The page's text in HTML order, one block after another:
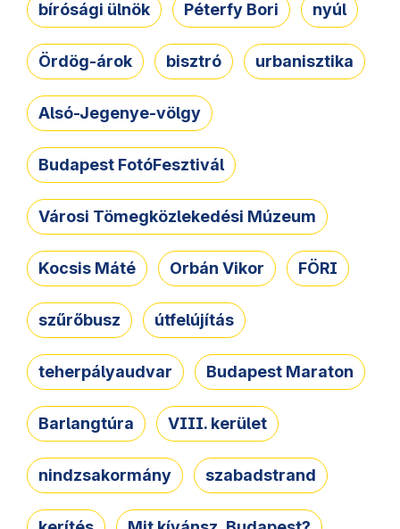
bírósági ülnök Péterfy Bori nyúl
Ördög-árok bisztró urbanisztika
Alsó-Jegenye-völgy
Budapest FotóFesztivál
Városi Tömegközlekedési Múzeum
Kocsis Máté Orbán Vikor FÖRI
szűrőbusz útfelújítás
teherpályaudvar Budapest Maraton
Barlangtúra VIII. kerület
nindzsakormány szabadstrand